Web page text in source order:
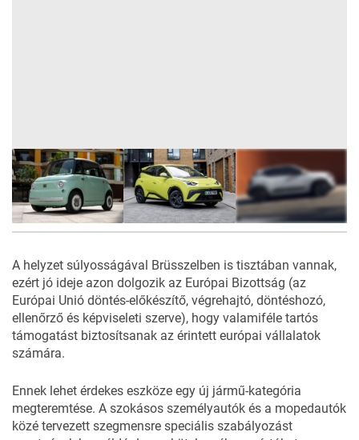
A helyzet súlyosságával Brüsszelben is tisztában vannak,
ezért jó ideje azon dolgozik az Európai Bizottság (az
Európai Unió döntés-előkészítő, végrehajtó, döntéshozó,
ellenőrző és képviseleti szerve), hogy valamiféle tartós
támogatást biztosítsanak az érintett európai vállalatok
számára.
Ennek lehet érdekes eszköze egy új jármű-kategória
megteremtése. A szokásos személyautók és a mopedautók
közé tervezett szegmensre speciális szabályozást